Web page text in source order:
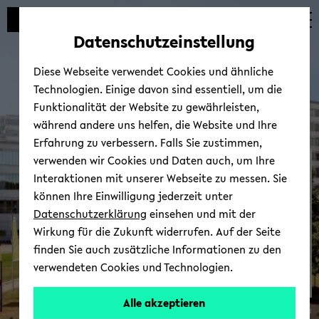
Automatische
vermeiden
zum
wechseln
zum
wechseln
zum
wechseln
Bewerbung &­ Beratung
© Uni­ver­si­tät Bie­le­feld
Datenschutzeinstellung
Diese Webseite verwendet Cookies und ähnliche
Technologien. Einige davon sind essentiell, um die
Funktionalität der Website zu gewährleisten,
während andere uns helfen, die Website und Ihre
Erfahrung zu verbessern. Falls Sie zustimmen,
verwenden wir Cookies und Daten auch, um Ihre
Interaktionen mit unserer Webseite zu messen. Sie
können Ihre Einwilligung jederzeit unter
Datenschutzerklärung einsehen und mit der
Wirkung für die Zukunft widerrufen. Auf der Seite
finden Sie auch zusätzliche Informationen zu den
verwendeten Cookies und Technologien.
Alle akzeptieren